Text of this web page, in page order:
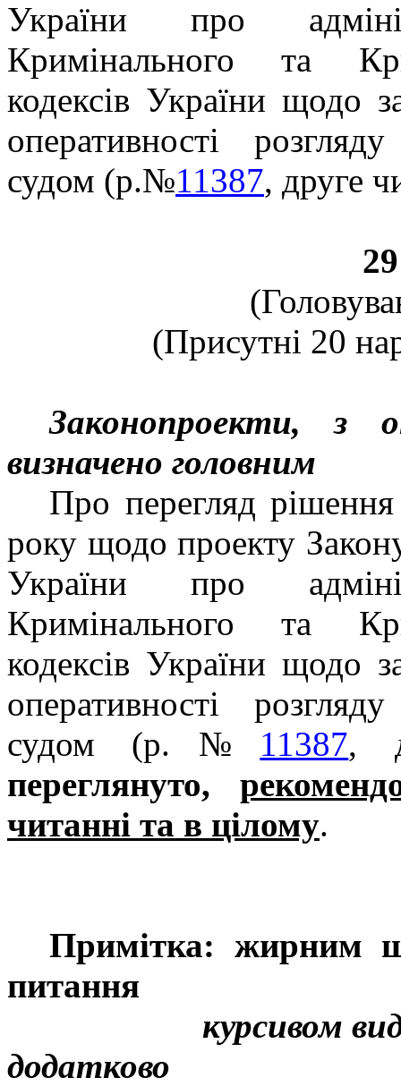
України про
Кримінального та
кодексів України щодо
оперативності
судом (р.№11387, друге
(Присутні 20
Законопроекти, з
визначено головним
Про перегляд
року щодо проекту
України про
Кримінального та
кодексів України щодо
оперативності
судом (р.№ 11387,
переглянуто,
читанні та в цілому.
Примітка: жирним
питання
курсивом
додатково